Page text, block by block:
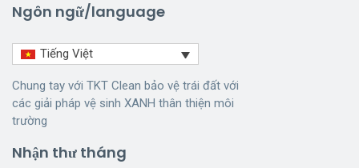
Ngôn ngữ/language
Tiếng Việt
Chung tay với TKT Clean bảo vệ trái đất với
các giải pháp vệ sinh XANH thân thiện môi
trường
Nhận thư tháng